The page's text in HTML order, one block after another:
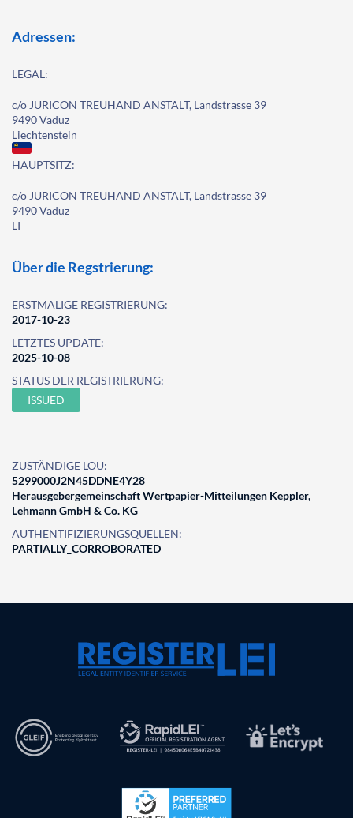
Adressen:
LEGAL:
c/o JURICON TREUHAND ANSTALT, Landstrasse 39
9490 Vaduz
Liechtenstein
HAUPTSITZ:
c/o JURICON TREUHAND ANSTALT, Landstrasse 39
9490 Vaduz
LI
Über die Regstrierung:
ERSTMALIGE REGISTRIERUNG:
2017-10-23
LETZTES UPDATE:
2025-10-08
STATUS DER REGISTRIERUNG:
ISSUED
ZUSTÄNDIGE LOU:
5299000J2N45DDNE4Y28
Herausgebergemeinschaft Wertpapier-Mitteilungen Keppler,
Lehmann GmbH & Co. KG
AUTHENTIFIZIERUNGSQUELLEN:
PARTIALLY_CORROBORATED